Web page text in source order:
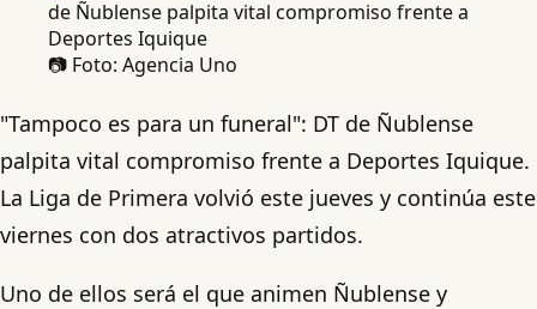
📷 Foto: Agencia Uno
"Tampoco es para un funeral": DT de Ñublense
palpita vital compromiso frente a Deportes Iquique.
La Liga de Primera volvió este jueves y continúa este
viernes con dos atractivos partidos.
Uno de ellos será el que animen Ñublense y